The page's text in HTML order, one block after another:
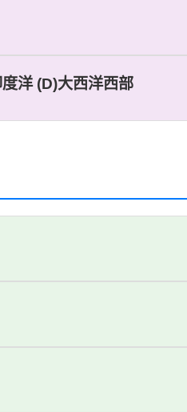
洋 (D)大西洋西部